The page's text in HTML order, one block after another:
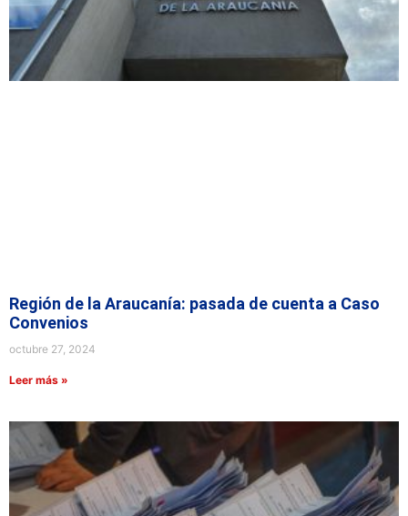
Región de la Araucanía: pasada de cuenta a Caso
Convenios
octubre 27, 2024
Leer más »